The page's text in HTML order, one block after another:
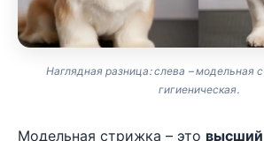
Наглядная разница: слева – модельная
гигиеническая.
Модельная стрижка – это